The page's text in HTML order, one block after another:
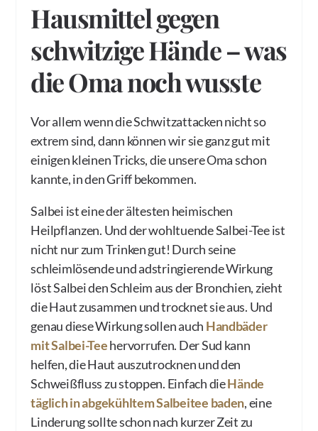
Hausmittel gegen
schwitzige Hände – was
die Oma noch wusste
Vor allem wenn die Schwitzattacken nicht so
extrem sind, dann können wir sie ganz gut mit
einigen kleinen Tricks, die unsere Oma schon
kannte, in den Griff bekommen.
Salbei ist eine der ältesten heimischen
Heilpflanzen. Und der wohltuende Salbei-Tee ist
nicht nur zum Trinken gut! Durch seine
schleimlösende und adstringierende Wirkung
löst Salbei den Schleim aus der Bronchien, zieht
die Haut zusammen und trocknet sie aus. Und
genau diese Wirkung sollen auch Handbäder
mit Salbei-Teehervorrufen. Der Sud kann
helfen, die Haut auszutrocknen und den
Schweißfluss zu stoppen. Einfach dieHände
täglich in abgekühltem Salbeitee baden, eine
Linderung sollte schon nach kurzer Zeit zu